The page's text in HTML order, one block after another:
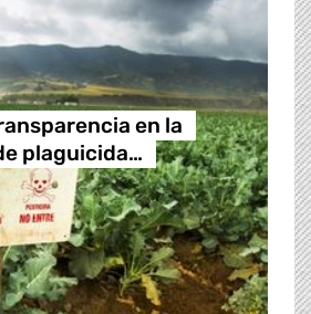
en la
plaguicida…